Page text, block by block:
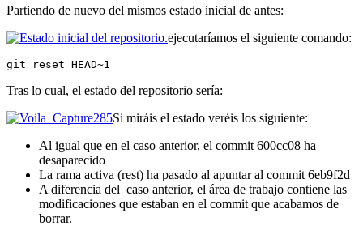
Partiendo de nuevo del mismos estado inicial de antes:
ejecutaríamos el siguiente comando:
git reset HEAD~1
Tras lo cual, el estado del repositorio sería:
Si miráis el estado veréis los siguiente:
Al igual que en el caso anterior, el commit 600cc08 ha
desaparecido
La rama activa (rest) ha pasado al apuntar al commit 6eb9f2d
A diferencia del caso anterior, el área de trabajo contiene las
modificaciones que estaban en el commit que acabamos de
borrar.